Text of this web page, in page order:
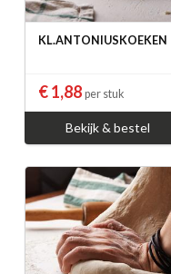
KL.ANTONIUSKOEKEN
€ 1,88 per stuk
Bekijk & bestel